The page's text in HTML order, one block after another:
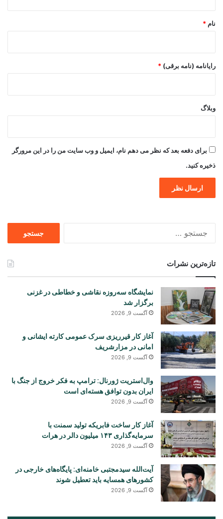
نام *
رایانامه (نامه برقی) *
وبلاگ
برای دفعه بعد که نظر می دهم نام، ایمیل و وب سایت من را در این مرورگر
ذخیره کنید.
تازه‌ترین نشرات
نمایشگاه سه‌روزه نقاشی و خطاطی در غزنی
برگزار شد
آگست 9, 2026
آغاز کار قیرریزی سرک عمومی کارته ایشانی و
امانی در مزارشریف
آگست 9, 2026
وال‌استریت ژورنال: ترامپ به فکر خروج از جنگ با
ایران بدون توافق هسته‌ای است
آگست 9, 2026
آغاز کار ساخت فابریکه تولید سمنت با
سرمایه‌گذاری ۱۴۳ میلیون دالر در هرات
آگست 9, 2026
آیت‌الله سیدمجتبی خامنه‌ای: پایگاه‌های خارجی در
کشورهای همسایه باید تعطیل شوند
آگست 9, 2026